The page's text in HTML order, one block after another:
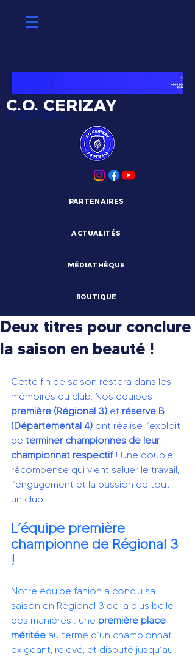
C.O. CERIZAY
FOOTBALL
PARTENAIRES
ACTUALITÉS
MÉDIATHÈQUE
BOUTIQUE
Deux titres pour conclure
la saison en beauté !
Cette fin de saison restera dans les
mémoires du club. Nos équipes
première (Régional 3) et réserve B
(Départemental 4) ont réalisé l’exploit
de terminer championnes de leur
championnat respectif ! Une double
récompense qui vient saluer le travail,
l’engagement et la passion de tout
un club.
L’équipe première
championne de Régional 3
!
Notre équipe fanion a conclu sa
saison en Régional 3 de la plus belle
des manières : une première place
méritée au terme d’un championnat
exigeant, relevé, et disputé jusqu’au